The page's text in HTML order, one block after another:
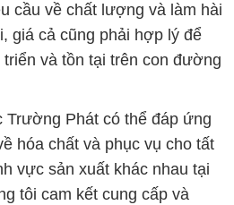
cầu về chất lượng và làm hài
giá cả cũng phải hợp lý để
và tồn tại trên con đường
Trường Phát có thể đáp ứng
hóa chất và phục vụ cho tất
vực sản xuất khác nhau tại
tôi cam kết cung cấp và